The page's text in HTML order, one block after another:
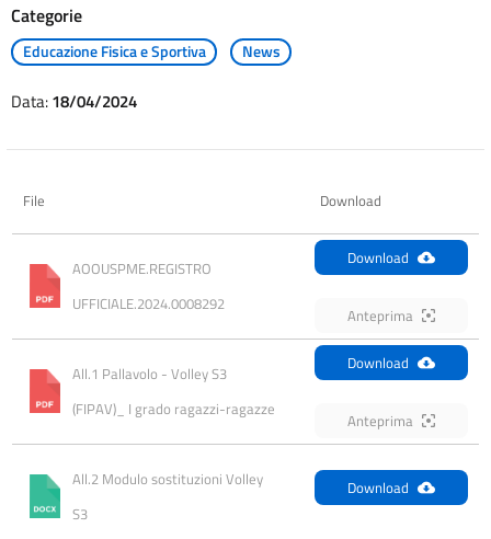
Categorie
Educazione Fisica e Sportiva News
Data:18/04/2024
File Download
AOOUSPME.REGISTRO
UFFICIALE.2024.0008292
Download
Anteprima
All.1 Pallavolo - Volley S3
(FIPAV)_ I grado ragazzi-ragazze
Download
Anteprima
All.2 Modulo sostituzioni Volley
S3
Download